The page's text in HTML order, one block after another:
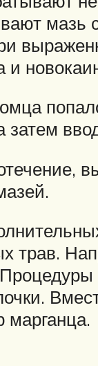
мазь
и
затем
трав.
марганца.